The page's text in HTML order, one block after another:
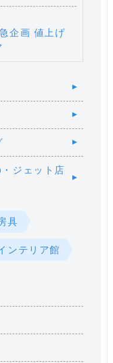
企画 値上げ
ジェット店
具
ンテリア館